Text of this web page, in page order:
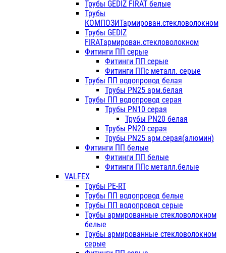
Трубы GEDIZ FIRAT белые
Трубы
КОМПОЗИТармирован.стекловолокном
Трубы GEDIZ
FIRATармирован.стекловолокном
Фитинги ПП серые
Фитинги ПП серые
Фитинги ППс металл. серые
Трубы ПП водопровод белая
Трубы PN25 арм.белая
Трубы ПП водопровод серая
Трубы PN10 серая
Трубы PN20 белая
Трубы PN20 серая
Трубы PN25 арм.серая(алюмин)
Фитинги ПП белые
Фитинги ПП белые
Фитинги ППс металл.белые
VALFEX
Трубы PE-RT
Трубы ПП водопровод белые
Трубы ПП водопровод серые
Трубы армированные стекловолокном
белые
Трубы армированные стекловолокном
серые